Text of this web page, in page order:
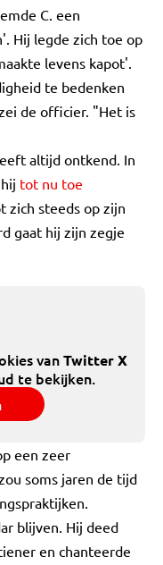
C. een
Hij legde zich toe op
levens kapot'.
te bedenken
de officier. "Het is
altijd ontkend. In
tot nu toe
zich steeds op zijn
gaat hij zijn zegje
vanTwitter X
te bekijken.
een zeer
soms jaren de tijd
blijven. Hij deed
en chanteerde